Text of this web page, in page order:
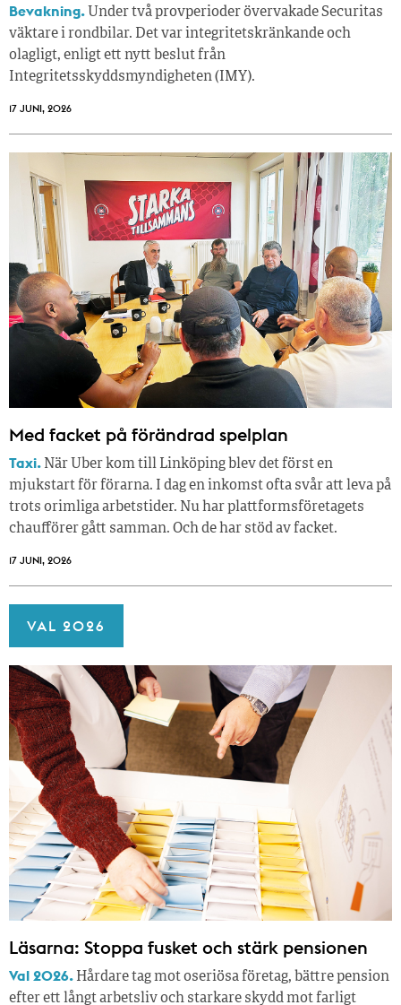
Bevakning. Under två provperioder övervakade Securitas
väktare i rondbilar. Det var integritetskränkande och
olagligt, enligt ett nytt beslut från
Integritetsskyddsmyndigheten (IMY).
17 JUNI, 2026
Med facket på förändrad spelplan
Taxi. När Uber kom till Linköping blev det först en
mjukstart för förarna. I dag en inkomst ofta svår att leva på
trots orimliga arbetstider. Nu har plattformsföretagets
chaufförer gått samman. Och de har stöd av facket.
17 JUNI, 2026
VAL 2026
Läsarna: Stoppa fusket och stärk pensionen
Val 2026. Hårdare tag mot oseriösa företag, bättre pension
efter ett långt arbetsliv och starkare skydd mot farligt